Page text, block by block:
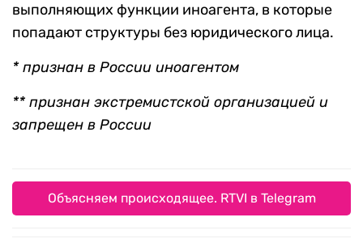
выполняющих функции иноагента, в которые
попадают структуры без юридического лица.
* признан в России иноагентом
** признан экстремистской организацией и
запрещен в России
Объясняем происходящее. RTVI в Telegram